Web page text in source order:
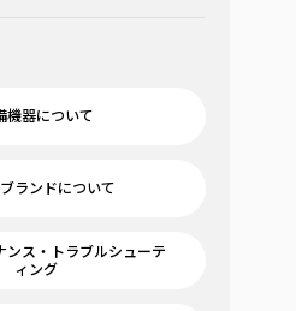
機器について
ランドについて
ンス・トラブルシューテ
ィング